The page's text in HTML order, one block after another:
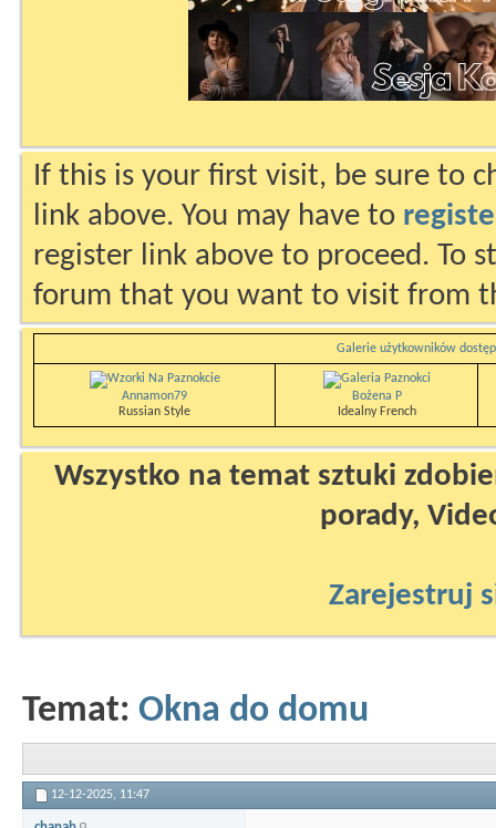
If this is your first visit, be sure to
link above. You may have to
register link above to proceed. To
forum that you want to visit from
Galerie użytkowników
Annamon79
Russian Style
Bożena P
Idealny French
Wszystko na temat sztuki
porady,
Zarejestruj
Temat: Okna do domu
12-12-2025, 11:47